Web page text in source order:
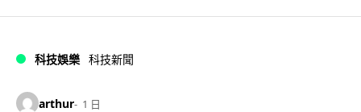
科技娛樂 科技新聞
arthur 1 日